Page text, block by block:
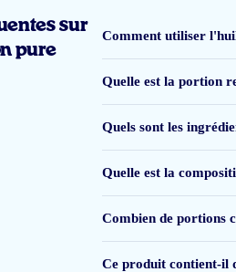
sur
pure
Comment utiliser
Quelle est la portion
Quels sont les
Quelle est la
Combien de portions
Ce produit contient-il